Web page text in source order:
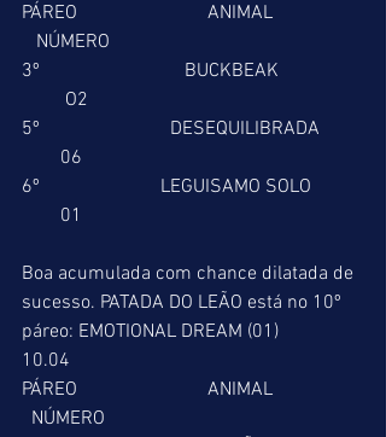
PÁREO                           ANIMAL
   NÚMERO
3º                              BUCKBEAK
         O2
5º                           DESEQUILIBRADA
        06
6º                         LEGUISAMO SOLO
        01
Boa acumulada com chance dilatada de
sucesso. PATADA DO LEÃO está no 10º
páreo: EMOTIONAL DREAM (01)
10.04
PÁREO                           ANIMAL
  NÚMERO